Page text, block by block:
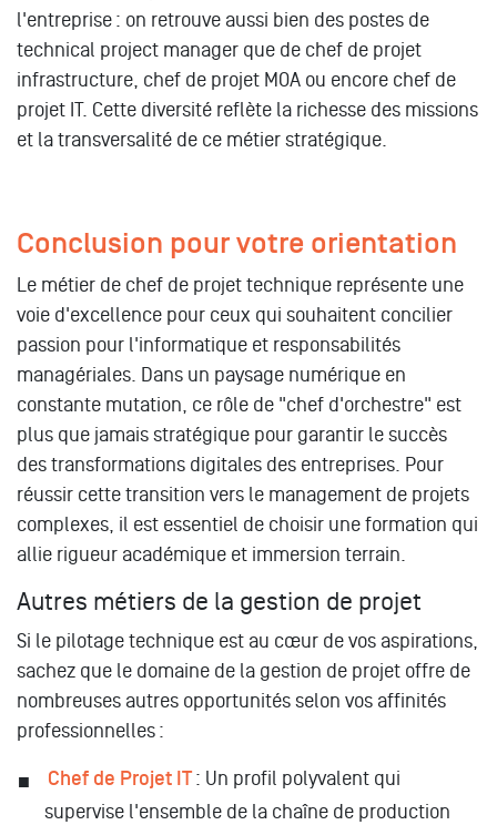
l'entreprise : on retrouve aussi bien des postes de
technical project manager que de chef de projet
infrastructure, chef de projet MOA ou encore chef de
projet IT. Cette diversité reflète la richesse des missions
et la transversalité de ce métier stratégique.
Conclusion pour votre orientation
Le métier de chef de projet technique représente une
voie d'excellence pour ceux qui souhaitent concilier
passion pour l'informatique et responsabilités
managériales. Dans un paysage numérique en
constante mutation, ce rôle de "chef d'orchestre" est
plus que jamais stratégique pour garantir le succès
des transformations digitales des entreprises. Pour
réussir cette transition vers le management de projets
complexes, il est essentiel de choisir une formation qui
allie rigueur académique et immersion terrain.
Autres métiers de la gestion de projet
Si le pilotage technique est au cœur de vos aspirations,
sachez que le domaine de la gestion de projet offre de
nombreuses autres opportunités selon vos affinités
professionnelles :
Chef de Projet IT: Un profil polyvalent qui
supervise l'ensemble de la chaîne de production